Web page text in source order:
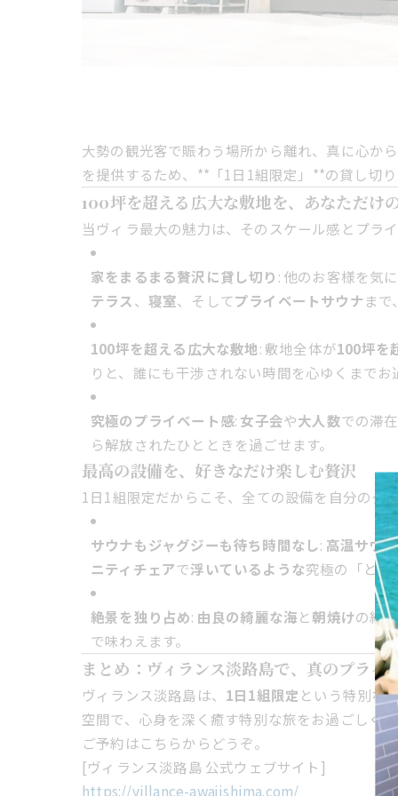
大勢の観光客で賑わう場所から離れ、真に心か
を提供するため、**「1日1組限定」**の貸し切
100坪を超える広大な敷地を、あなただけ
当ヴィラ最大の魅力は、そのスケール感とプラ
家をまるまる贅沢に貸し切り : 他のお客様を気
テラス、 寝室、そしてプライベートサウナ ま
100坪を超える広大な敷地: 敷地全体が100坪を
りと、誰にも干渉されない時間を心ゆくまで
究極のプライベート感: 女子会や大人数での滞
ら解放されたひとときを過ごせます。
最高の設備を、好きなだけ楽しむ贅沢
1日1組限定だからこそ、全ての設備を自分のタ
サウナもジャグジーも待ち時間なし: 高温サウナ
ニティチェアで浮いているような究極の「とと
絶景を独り占め: 由良の綺麗な海と朝焼けの絶
で味わえます。
まとめ：ヴィランス淡路島で、真のプライ
ヴィランス淡路島は、 1日1組限定 という特別な
空間で、心身を深く癒す特別な旅をお過ごしく
ご予約はこちらからどうぞ。
[ヴィランス淡路島 公式ウェブサイト]
https://villance-awajishima.com/